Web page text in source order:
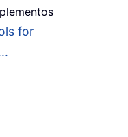
for